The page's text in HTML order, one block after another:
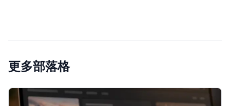
更多部落格